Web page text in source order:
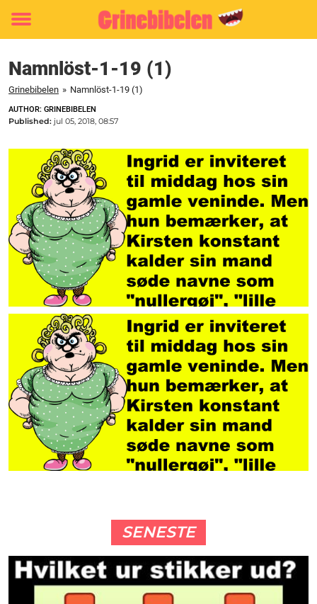
Toggle
Namnlöst-1-19 (1)
Grinebibelen » Namnlöst-1-19 (1)
AUTHOR: GRINEBIBELEN
Published: jul 05, 2018, 08:57
SENESTE